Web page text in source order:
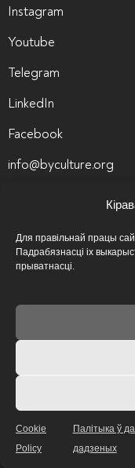
Для правільнай працы
Падрабязнасці іх
прыватнасці.
Cookie
Policy
Палітыка ў
дадзеных
Instagram
Youtube
Telegram
LinkedIn
Facebook
info@byculture.org
Вакансіі
Архіў вакансій